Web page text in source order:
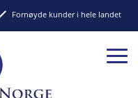
Fornøyde kunder i hele landet